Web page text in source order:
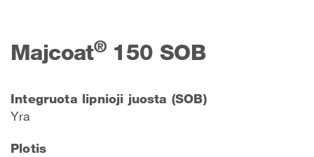
Majcoat®150 SOB
Integruota lipnioji juosta (SOB)
Yra
Plotis